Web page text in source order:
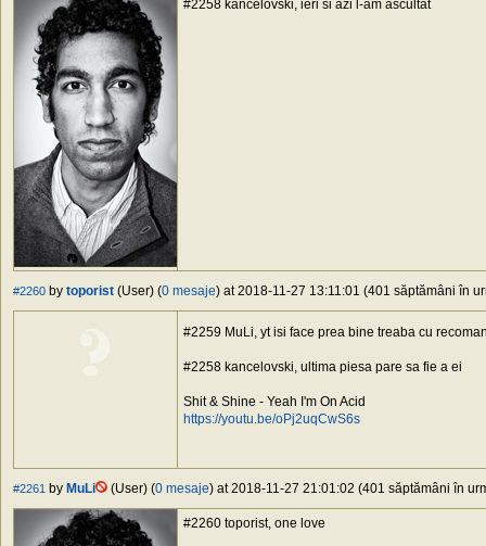
#2258 kancelovski, ieri si azi l-am ascultat
#2260 by toporist (User) (0 mesaje) at 2018-11-27 13:11:01 (401 săptămâni în
#2259 MuLi, yt isi face prea bine treaba cu
#2258 kancelovski, ultima piesa pare sa fie a ei
Shit & Shine - Yeah I'm On Acid
https://youtu.be/oPj2uqCwS6s
#2261 by MuLi (User) (0 mesaje) at 2018-11-27 21:01:02 (401 săptămâni în
#2260 toporist, one love